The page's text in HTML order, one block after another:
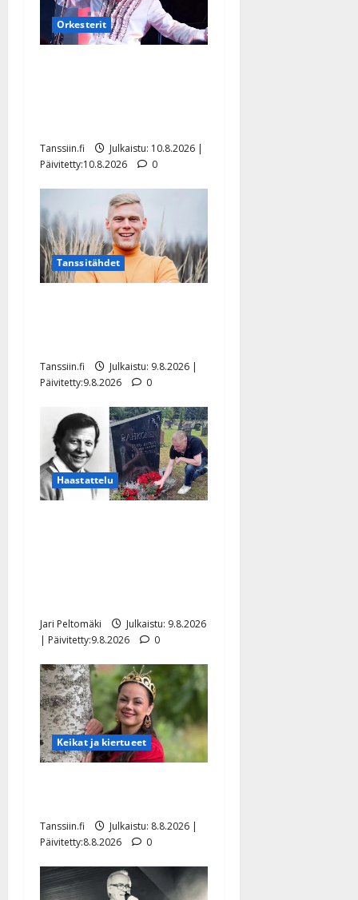
Orkesterit
Tanssiin.fi
Julkaistu: 10.8.2026 |
Päivitetty:10.8.2026
0
Tanssitähdet
Tanssiin.fi
Julkaistu: 9.8.2026 |
Päivitetty:9.8.2026
0
Haastattelu
Jari Peltomäki
Julkaistu: 9.8.2026
| Päivitetty:9.8.2026
0
Keikat ja kiertueet
Tanssiin.fi
Julkaistu: 8.8.2026 |
Päivitetty:8.8.2026
0